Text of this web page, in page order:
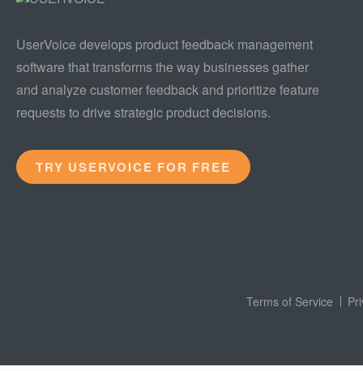
UserVoice develops product feedback management
software that transforms the way businesses gather
and analyze customer feedback and prioritize feature
requests to drive strategic product decisions.
TRY USERVOICE FOR FREE
Terms of Service